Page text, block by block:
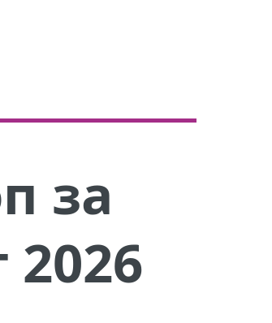
за
2026